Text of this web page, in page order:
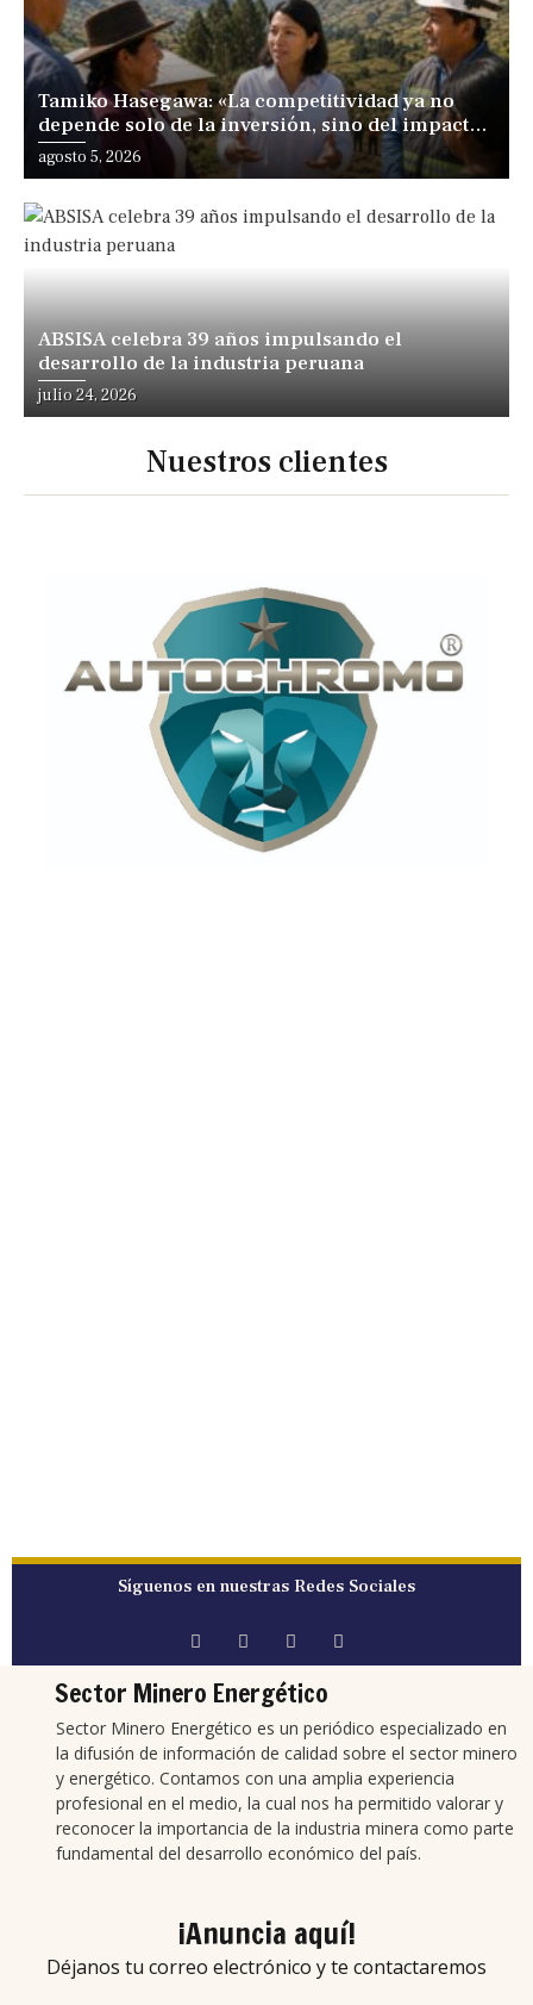
Tamiko Hasegawa: «La competitividad ya no
depende solo de la inversión, sino del impacto
positivo en los territorios y las personas»
agosto 5, 2026
ABSISA celebra 39 años impulsando el
desarrollo de la industria peruana
julio 24, 2026
Nuestros clientes
Síguenos en nuestras Redes Sociales
Sector Minero Energético
Sector Minero Energético es un periódico especializado en
la difusión de información de calidad sobre el sector minero
y energético. Contamos con una amplia experiencia
profesional en el medio, la cual nos ha permitido valorar y
reconocer la importancia de la industria minera como parte
fundamental del desarrollo económico del país.
¡Anuncia aquí!
Déjanos tu correo electrónico y te contactaremos